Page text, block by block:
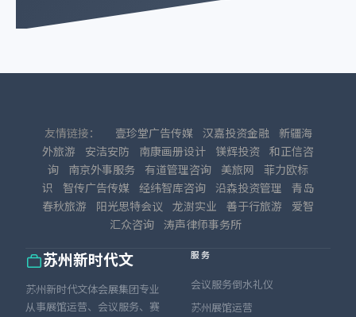
友情链接： 壹珍堂广告传媒 汉嘉投资金融
新疆海
外旅游
安洁安防 南康画册设计 镁辉投资 和正信咨
询
南京外事服务 有道管理咨询 美旅网
菲力欧标
识
智传广告传媒 经纬智库咨询 沿森投资管理
青岛
春秋旅游
阳光思特会议 龙澍实业 善于行旅游
爱智
汇众咨询 涛声律师事务所
苏州新时代文
苏州新时代文体会展集团专业
从事展馆运营、会议服务、赛
服务
会议服务倒水礼仪
苏州展馆运营